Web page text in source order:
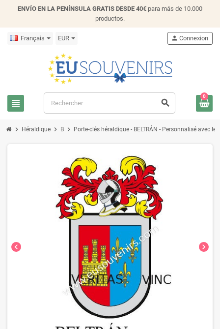
ENVÍO EN LA PENÍNSULA GRATIS DESDE 40€ para más de 10.000
productos.
Français EUR
view_headline search
person Connexion
0
chevron_right Héraldique chevron_right B chevron_right Porte-clés héraldique - BELTRÁN - Personnalisé avec
chevron_left chevron_right